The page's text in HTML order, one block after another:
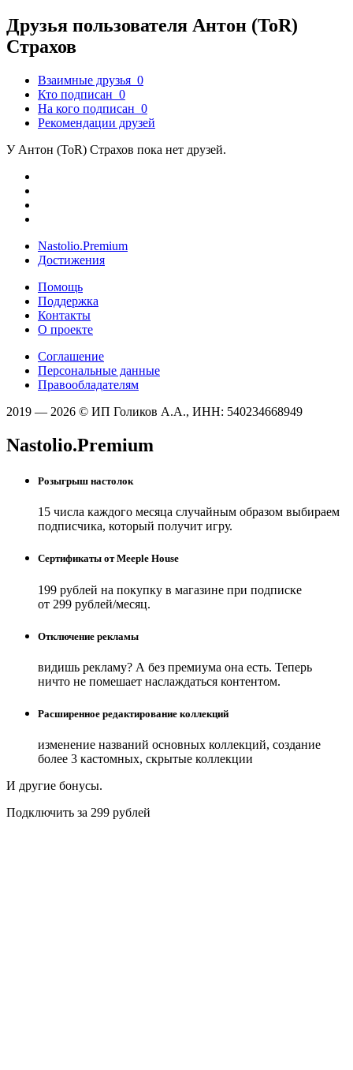
Друзья пользователя Антон (ToR)
Страхов
Взаимные друзья 0
Кто подписан 0
На кого подписан 0
Рекомендации друзей
У Антон (ToR) Страхов пока нет друзей.
Nastolio.Premium
Достижения
Помощь
Поддержка
Контакты
О проекте
Соглашение
Персональные данные
Правообладателям
2019 — 2026 © ИП Голиков А.А., ИНН: 540234668949
Nastolio.Premium
Розыгрыш настолок
15 числа каждого месяца случайным образом выбираем
подписчика, который получит игру.
Сертификаты от Meeple House
199 рублей на покупку в магазине при подписке
от 299 рублей/месяц.
Отключение рекламы
видишь рекламу? А без премиума она есть. Теперь
ничто не помешает наслаждаться контентом.
Расширенное редактирование коллекций
изменение названий основных коллекций, создание
более 3 кастомных, скрытые коллекции
И другие бонусы.
Подключить за 299 рублей